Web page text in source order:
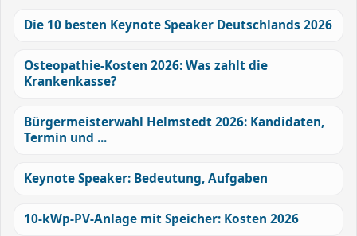
Die 10 besten Keynote Speaker Deutschlands 2026
Osteopathie-Kosten 2026: Was zahlt die
Krankenkasse?
Bürgermeisterwahl Helmstedt 2026: Kandidaten,
Termin und ...
Keynote Speaker: Bedeutung, Aufgaben
10-kWp-PV-Anlage mit Speicher: Kosten 2026